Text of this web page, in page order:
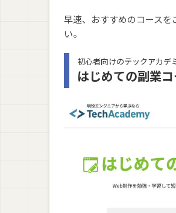
早速、おすすめのコース
い。
初心者向けのテックアカ
はじめての副業